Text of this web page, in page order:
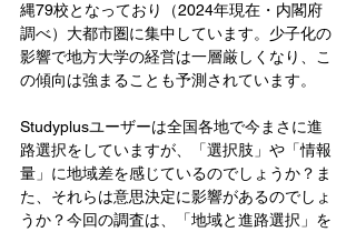
縄79校となっており（2024年現在・内閣府
調べ）大都市圏に集中しています。少子化の
影響で地方大学の経営は一層厳しくなり、こ
の傾向は強まることも予測されています。
Studyplusユーザーは全国各地で今まさに進
路選択をしていますが、「選択肢」や「情報
量」に地域差を感じているのでしょうか？ま
た、それらは意思決定に影響があるのでしょ
うか？今回の調査は、「地域と進路選択」を